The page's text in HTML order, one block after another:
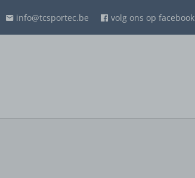
info@tcsportec.be volg ons op facebook